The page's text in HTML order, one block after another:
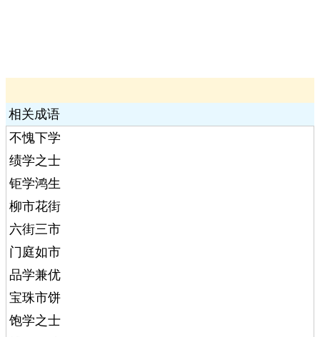
相关成语
不愧下学
绩学之士
钜学鸿生
柳市花街
六街三市
门庭如市
品学兼优
宝珠市饼
饱学之士